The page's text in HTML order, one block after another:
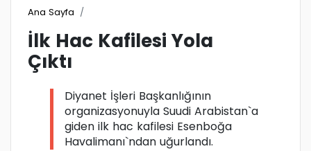
Ana Sayfa
İlk Hac Kafilesi Yola
Çıktı
Diyanet İşleri Başkanlığının
organizasyonuyla Suudi Arabistan`a
giden ilk hac kafilesi Esenboğa
Havalimanı`ndan uğurlandı.